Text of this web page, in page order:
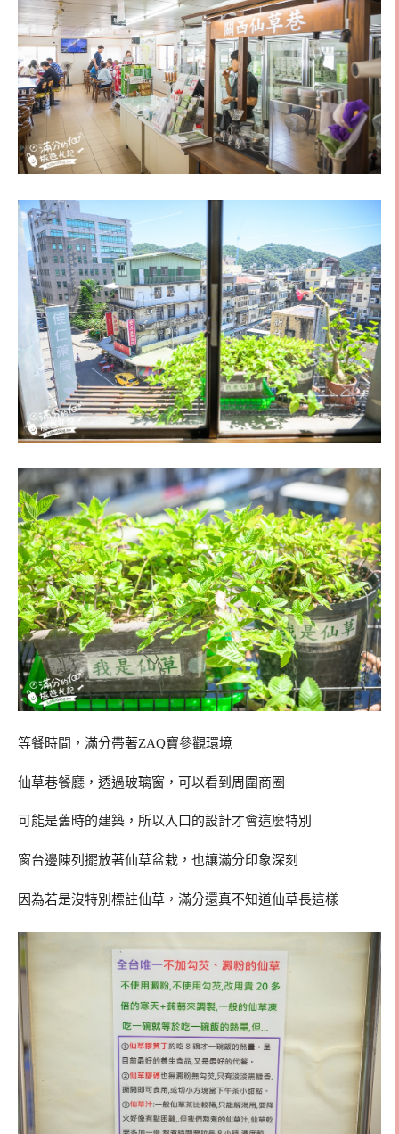
等餐時間，滿分帶著ZAQ寶參觀環境
仙草巷餐廳，透過玻璃窗，可以看到周圍商圈
可能是舊時的建築，所以入口的設計才會這麼特別
窗台邊陳列擺放著仙草盆栽，也讓滿分印象深刻
因為若是沒特別標註仙草，滿分還真不知道仙草長這樣